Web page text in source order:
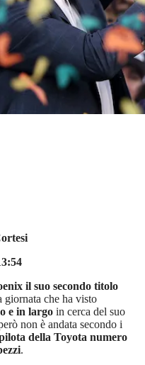
il suo secondo titolo
giornata che ha visto
e in largo in cerca del suo
non è andata secondo i
della Toyota numero
.